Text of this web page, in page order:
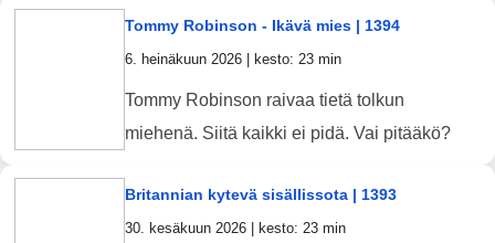
Tommy Robinson - Ikävä mies | 1394
6. heinäkuun 2026 | kesto: 23 min
Tommy Robinson raivaa tietä tolkun
miehenä. Siitä kaikki ei pidä. Vai pitääkö?
Britannian kytevä sisällissota | 1393
30. kesäkuun 2026 | kesto: 23 min